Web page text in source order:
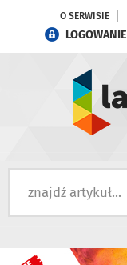
O SERWISIE
LOGOWANIE